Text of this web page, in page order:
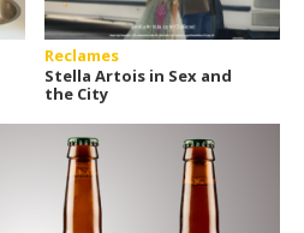
Reclames
Stella Artois in Sex and
the City